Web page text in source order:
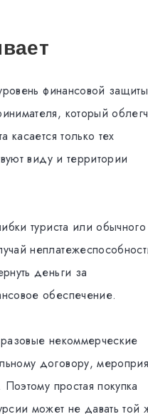
финансовой
который
касается только тех
виду и территории
туриста или обычного
деньги за
обеспечение.
некоммерческие
договору,
простая покупка
может не давать той